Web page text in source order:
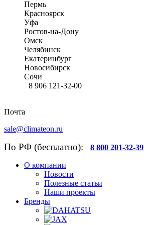
Пермь
Красноярск
Уфа
Ростов-на-Дону
Омск
Челябинск
Екатеринбург
Новосибирск
Сочи
8 906 121-32-00
Почта
sale@climateon.ru
По РФ (бесплатно): 8 800 201-32-39
О компании
Новости
Полезные статьи
Наши проекты
Бренды